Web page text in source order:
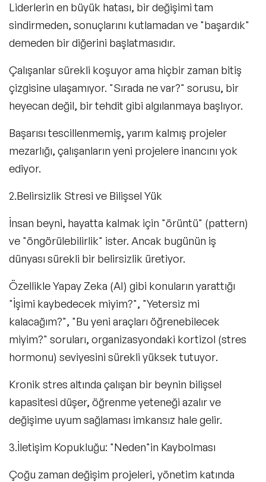
Liderlerin en büyük hatası, bir değişimi tam
sindirmeden, sonuçlarını kutlamadan ve "başardık"
demeden bir diğerini başlatmasıdır.
Çalışanlar sürekli koşuyor ama hiçbir zaman bitiş
çizgisine ulaşamıyor. "Sırada ne var?" sorusu, bir
heyecan değil, bir tehdit gibi algılanmaya başlıyor.
Başarısı tescillenmemiş, yarım kalmış projeler
mezarlığı, çalışanların yeni projelere inancını yok
ediyor.
2.Belirsizlik Stresi ve Bilişsel Yük
İnsan beyni, hayatta kalmak için "örüntü" (pattern)
ve "öngörülebilirlik" ister. Ancak bugünün iş
dünyası sürekli bir belirsizlik üretiyor.
Özellikle Yapay Zeka (AI) gibi konuların yarattığı
"İşimi kaybedecek miyim?", "Yetersiz mi
kalacağım?", "Bu yeni araçları öğrenebilecek
miyim?" soruları, organizasyondaki kortizol (stres
hormonu) seviyesini sürekli yüksek tutuyor.
Kronik stres altında çalışan bir beynin bilişsel
kapasitesi düşer, öğrenme yeteneği azalır ve
değişime uyum sağlaması imkansız hale gelir.
3.İletişim Kopukluğu: "Neden"in Kaybolması
Çoğu zaman değişim projeleri, yönetim katında